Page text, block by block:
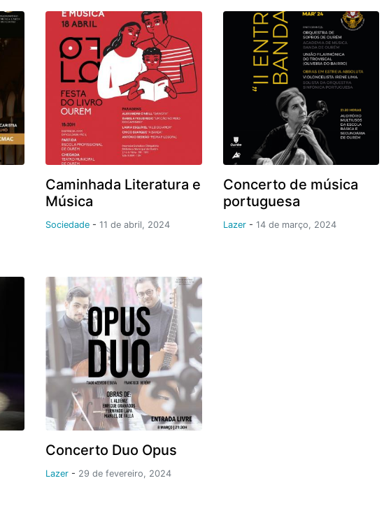
Caminhada Literatura e
Música
Sociedade -11 de abril, 2024
Concerto de música
portuguesa
Lazer - 14 de março, 2024
Concerto Duo Opus
Lazer - 29 de fevereiro, 2024